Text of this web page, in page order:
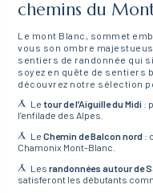
chemins du
Le mont Blanc, sommet
vous son ombre
sentiers de randonnée qui
soyez en quête de sentiers
découvrez notre sélection
Le tour de l’Aiguille du Midi :
l’enfilade des Alpes.
Le Chemin de Balcon nord :
Chamonix Mont-Blanc.
Les randonnées autour de
satisferont les débutants